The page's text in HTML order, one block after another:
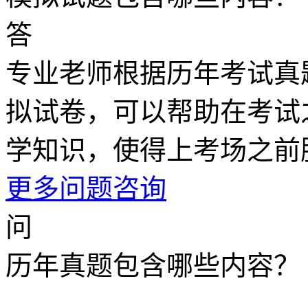
答
专业老师根据历年考试
拟试卷，可以帮助在考
学知识，使得上考场之
更多问题咨询
问
历年真题包含哪些内容？